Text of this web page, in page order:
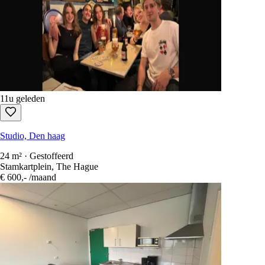
11u geleden
Studio, Den haag
24 m² · Gestoffeerd
Stamkartplein, The Hague
€ 600,- /maand